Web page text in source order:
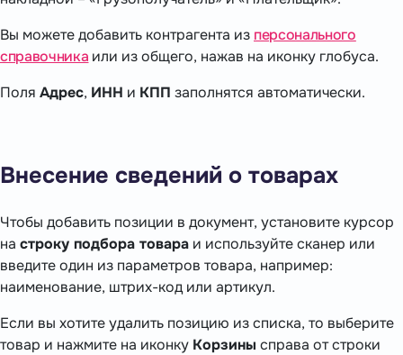
Вы можете добавить контрагента из персонального
справочника или из общего, нажав на иконку глобуса.
Поля Адрес, ИНН и КПП заполнятся автоматически.
Внесение сведений о товарах
Чтобы добавить позиции в документ, установите курсор
на строку подбора товара и используйте сканер или
введите один из параметров товара, например:
наименование, штрих-код или артикул.
Если вы хотите удалить позицию из списка, то выберите
товар и нажмите на иконку Корзины справа от строки